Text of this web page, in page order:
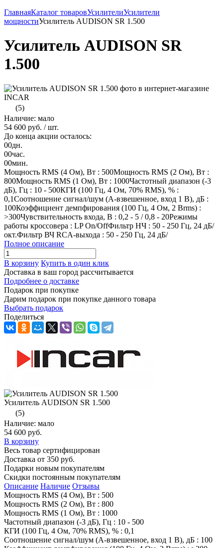
ГлавнаяКаталог товаровУсилителиУсилители
мощностиУсилитель AUDISON SR 1.500
Усилитель AUDISON SR
1.500
(5)
Наличие: мало
54 600 руб. / шт.
До конца акции осталось:
00дн.
00час.
00мин.
Мощность RMS (4 Ом), Вт : 500Мощность RMS (2 Ом), Вт :
800Мощность RMS (1 Ом), Вт : 1000Частотный диапазон (-3
дБ), Гц : 10 - 500КГИ (100 Гц, 4 Ом, 70% RMS), % :
0,1Соотношение сигнал/шум (А-взвешенное, вход 1 В), дБ :
100Коэффициент демпфирования (100 Гц, 4 Ом, 2 Вrms) :
>300Чувствительность входа, В : 0,2 - 5 / 0,8 - 20Режимы
работы кроссовера : LP On/OffФильтр НЧ : 50 - 250 Гц, 24 дБ/
окт.Фильтр ВЧ RCA-выхода : 50 - 250 Гц, 24 дБ/
Полное описание
В корзину Купить в один клик
Доставка в ваш город рассчитывается
Подробнее о доставке
Подарок при покупке
Дарим подарок при покупке данного товара
Выбрать подарок
Поделиться
Усилитель AUDISON SR 1.500
(5)
Наличие: мало
54 600 руб.
В корзину
Весь товар сертифицирован
Доставка от 350 руб.
Подарки новым покупателям
Скидки постоянным покупателям
Описание Наличие Отзывы
Мощность RMS (4 Ом), Вт : 500
Мощность RMS (2 Ом), Вт : 800
Мощность RMS (1 Ом), Вт : 1000
Частотный диапазон (-3 дБ), Гц : 10 - 500
КГИ (100 Гц, 4 Ом, 70% RMS), % : 0,1
Соотношение сигнал/шум (А-взвешенное, вход 1 В), дБ : 100